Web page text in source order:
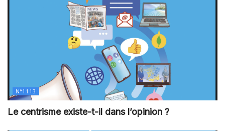
N°1113
Le centrisme existe-t-il dans l’opinion ?